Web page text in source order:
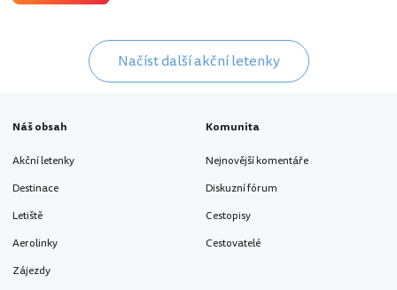
Načíst další akční letenky
Náš obsah
Akční letenky
Destinace
Letiště
Aerolinky
Zájezdy
Komunita
Nejnovější komentáře
Diskuzní fórum
Cestopisy
Cestovatelé